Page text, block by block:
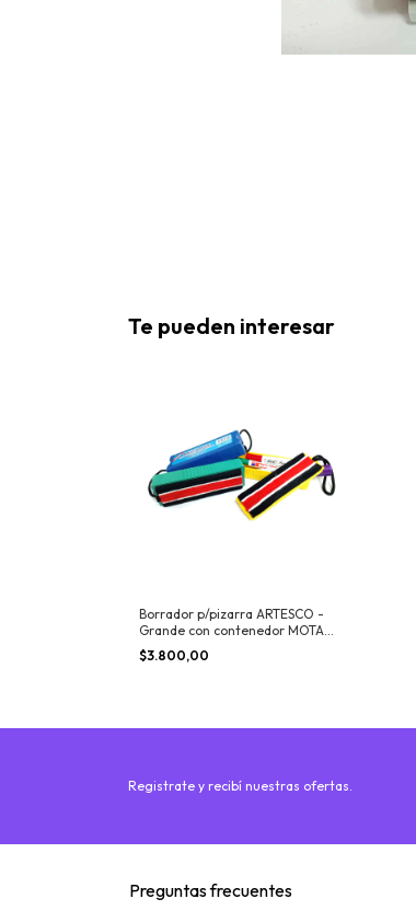
Te pueden interesar
Borrador p/pizarra ARTESCO -
Grande con contenedor MOTA
BOX
$3.800,00
Registrate y recibí nuestras ofertas.
Preguntas frecuentes